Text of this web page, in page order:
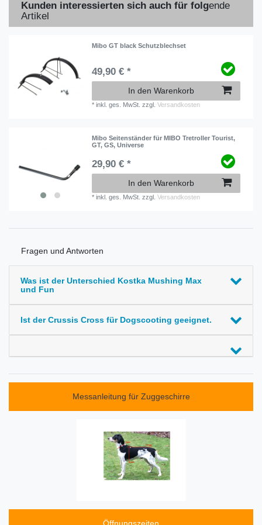
Kunden interessierten sich auch für folgende
Artikel
Mibo GT black Schutzblechset
49,90 € *
In den Warenkorb
*inkl. ges. MwSt. zzgl.Versandkosten
Mibo Seitenständer für MIBO Tretroller Tourist,
GT, GS, Universe
29,90 € *
In den Warenkorb
*inkl. ges. MwSt. zzgl.Versandkosten
Fragen und Antworten
Was ist der Unterschied Kostka Mushing Max
und Fun
Ist der Crussis Cross für Dogscooting geeignet.
Messanleitung für Zuggeschirre